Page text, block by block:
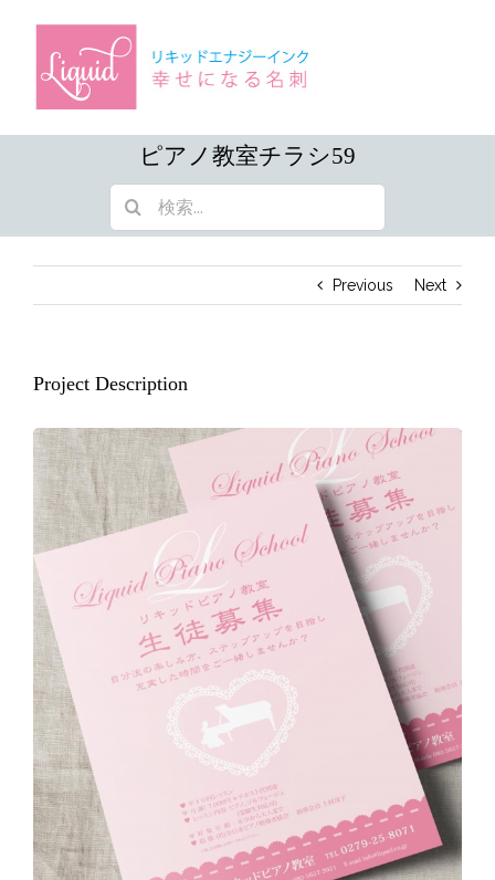
content
ピアノ教室チラシ59
索
Previous
Next
Project Description